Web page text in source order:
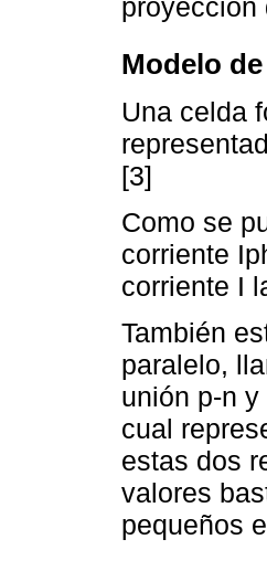
proyección
Modelo
Una celda
[3]
Como se
corriente
corriente I
También
paralelo,
unión p-n
cual
estas dos
valores
pequeños